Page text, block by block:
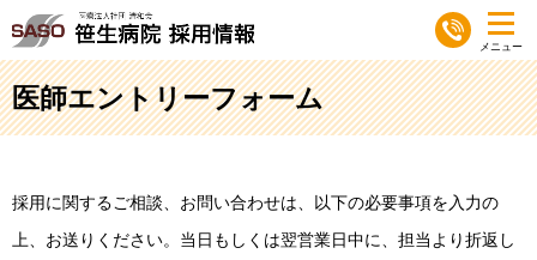
医師エントリーフォーム
採用に関するご相談、お問い合わせは、以下の必要事項を入力の
上、お送りください。当日もしくは翌営業日中に、担当より折返し